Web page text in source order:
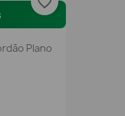
Plano